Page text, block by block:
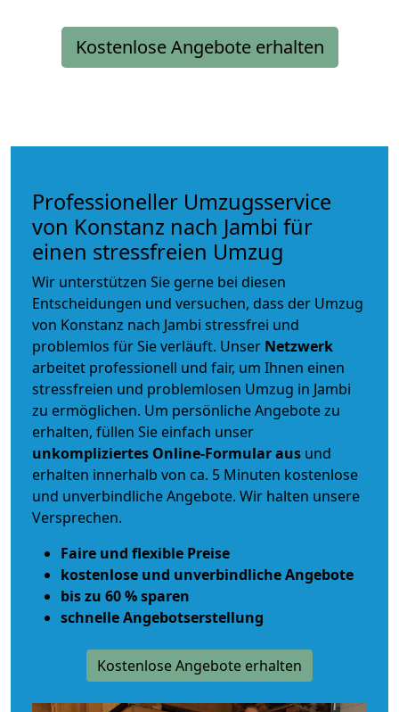
Kostenlose Angebote erhalten
Professioneller Umzugsservice
von Konstanz nach Jambi für
einen stressfreien Umzug
Wir unterstützen Sie gerne bei diesen
Entscheidungen und versuchen, dass der Umzug
von Konstanz nach Jambi stressfrei und
problemlos für Sie verläuft. Unser Netzwerk
arbeitet professionell und fair, um Ihnen einen
stressfreien und problemlosen Umzug in Jambi
zu ermöglichen. Um persönliche Angebote zu
erhalten, füllen Sie einfach unser
unkompliziertes Online-Formular aus und
erhalten innerhalb von ca. 5 Minuten kostenlose
und unverbindliche Angebote. Wir halten unsere
Versprechen.
Faire und flexible Preise
kostenlose und unverbindliche Angebote
bis zu 60 % sparen
schnelle Angebotserstellung
Kostenlose Angebote erhalten